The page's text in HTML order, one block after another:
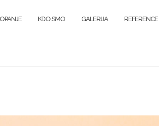
KDO SMO GALERIJA REFERENCE